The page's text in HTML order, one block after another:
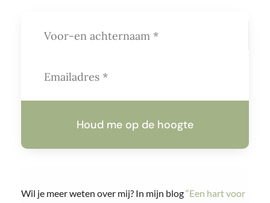
Houd me op de hoogte
Wil je meer weten over mij? In mijn blog“Een hart voor